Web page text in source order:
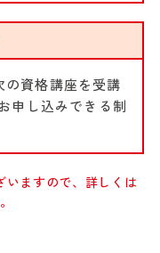
資格講座を受講
申し込みできる制
ますので、詳しくは